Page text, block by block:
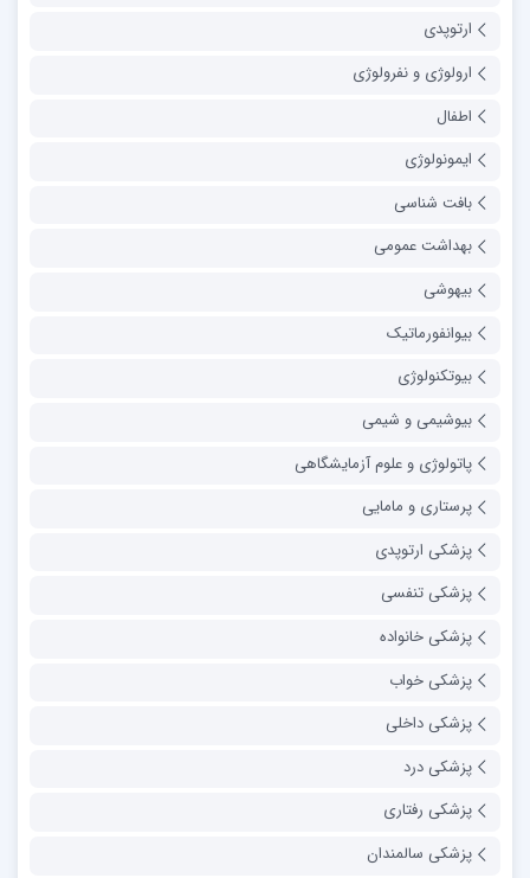
ارتوپدی
ارولوژی و نفرولوژی
اطفال
ایمونولوژی
بافت شناسی
بهداشت عمومی
بیهوشی
بیوانفورماتیک
بیوتکنولوژی
بیوشیمی و شیمی
پاتولوژی و علوم آزمایشگاهی
پرستاری و مامایی
پزشکی ارتوپدی
پزشکی تنفسی
پزشکی خانواده
پزشکی خواب
پزشکی داخلی
پزشکی درد
پزشکی رفتاری
پزشکی سالمندان